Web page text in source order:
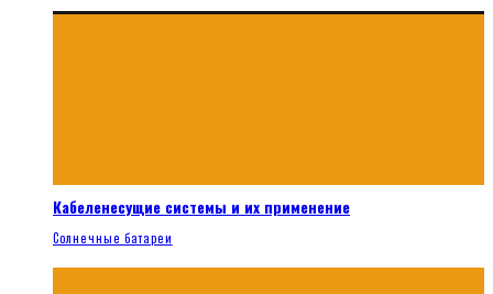
Кабеленесущие системы и их применение
Солнечные батареи